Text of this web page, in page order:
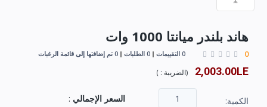
هاند بلندر ميانتا 1000 وات
0 0 التقييمات 0 الطلبات 0 تم إضافتها إلى قائمة الرغبات
2,003.00LE
(الضريبة : )
الكمية: السعر الإجمالي :